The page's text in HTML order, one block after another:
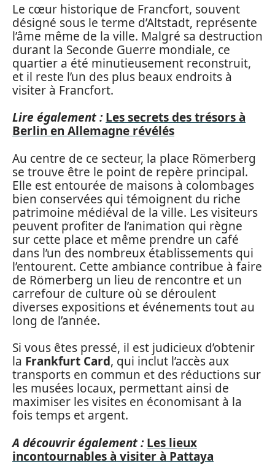
Le cœur historique de Francfort, souvent
désigné sous le terme d’Altstadt, représente
l’âme même de la ville. Malgré sa destruction
durant la Seconde Guerre mondiale, ce
quartier a été minutieusement reconstruit,
et il reste l’un des plus beaux endroits à
visiter à Francfort.
Lire également : Les secrets des trésors à
Berlin en Allemagne révélés
Au centre de ce secteur, la place Römerberg
se trouve être le point de repère principal.
Elle est entourée de maisons à colombages
bien conservées qui témoignent du riche
patrimoine médiéval de la ville. Les visiteurs
peuvent profiter de l’animation qui règne
sur cette place et même prendre un café
dans l’un des nombreux établissements qui
l’entourent. Cette ambiance contribue à faire
de Römerberg un lieu de rencontre et un
carrefour de culture où se déroulent
diverses expositions et événements tout au
long de l’année.
Si vous êtes pressé, il est judicieux d’obtenir
la Frankfurt Card, qui inclut l’accès aux
transports en commun et des réductions sur
les musées locaux, permettant ainsi de
maximiser les visites en économisant à la
fois temps et argent.
A découvrir également : Les lieux
incontournables à visiter à Pattaya